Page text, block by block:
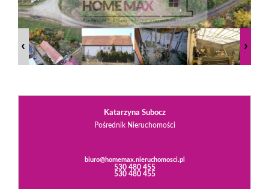
Praca
w
Katarzyna Subocz
Pośrednik Nieruchomości
biuro@homemax.nieruchomosci.pl
530 480 455
530 480 455